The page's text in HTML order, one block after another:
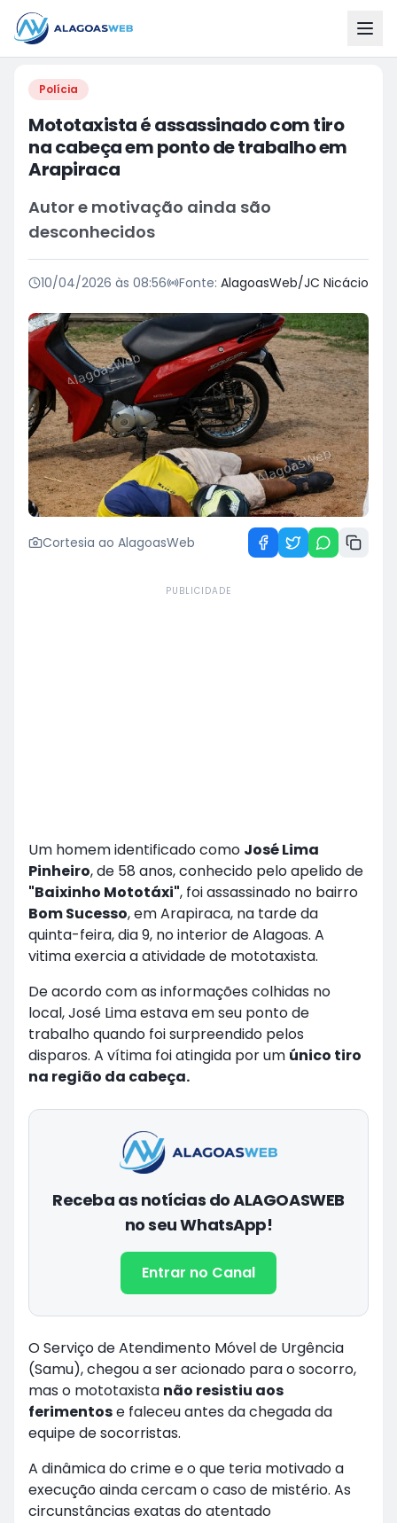
Polícia
Mototaxista é assassinado com tiro
na cabeça em ponto de trabalho em
Arapiraca
Autor e motivação ainda são
desconhecidos
10/04/2026 às 08:56 Fonte: AlagoasWeb/JC Nicácio
Cortesia ao AlagoasWeb
PUBLICIDADE
Um homem identificado como José Lima
Pinheiro, de 58 anos, conhecido pelo apelido de
"Baixinho Mototáxi", foi assassinado no bairro
Bom Sucesso, em Arapiraca, na tarde da
quinta-feira, dia 9, no interior de Alagoas. A
vitima exercia a atividade de mototaxista.
De acordo com as informações colhidas no
local, José Lima estava em seu ponto de
trabalho quando foi surpreendido pelos
disparos. A vítima foi atingida por um único tiro
na região da cabeça.
Receba as notícias do ALAGOASWEB
no seu WhatsApp!
Entrar no Canal
O Serviço de Atendimento Móvel de Urgência
(Samu), chegou a ser acionado para o socorro,
mas o mototaxista não resistiu aos
ferimentose faleceu antes da chegada da
equipe de socorristas.
A dinâmica do crime e o que teria motivado a
execução ainda cercam o caso de mistério. As
circunstâncias exatas do atentado